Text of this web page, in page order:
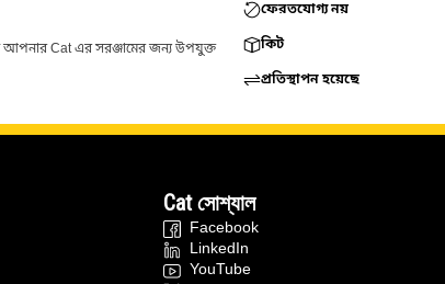
আপনার Cat এর সরঞ্জামের জন্য উপযুক্ত
ফেরতযোগ্য নয়
কিট
প্রতিস্থাপন হয়েছে
Cat সোশ্যাল
Facebook
LinkedIn
YouTube